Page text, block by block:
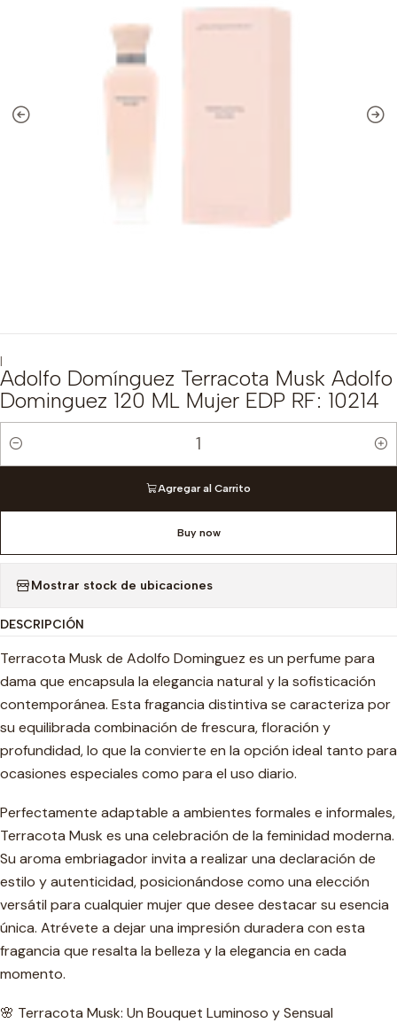
|
Adolfo Domínguez Terracota Musk Adolfo
Dominguez 120 ML Mujer EDP RF: 10214
Cantidad
Agregar al Carrito
Buy now
Mostrar stock de ubicaciones
DESCRIPCIÓN
Terracota Musk de Adolfo Dominguez es un perfume para
dama que encapsula la elegancia natural y la sofisticación
contemporánea. Esta fragancia distintiva se caracteriza por
su equilibrada combinación de frescura, floración y
profundidad, lo que la convierte en la opción ideal tanto para
ocasiones especiales como para el uso diario.
Perfectamente adaptable a ambientes formales e informales,
Terracota Musk es una celebración de la feminidad moderna.
Su aroma embriagador invita a realizar una declaración de
estilo y autenticidad, posicionándose como una elección
versátil para cualquier mujer que desee destacar su esencia
única. Atrévete a dejar una impresión duradera con esta
fragancia que resalta la belleza y la elegancia en cada
momento.
🌸 Terracota Musk: Un Bouquet Luminoso y Sensual